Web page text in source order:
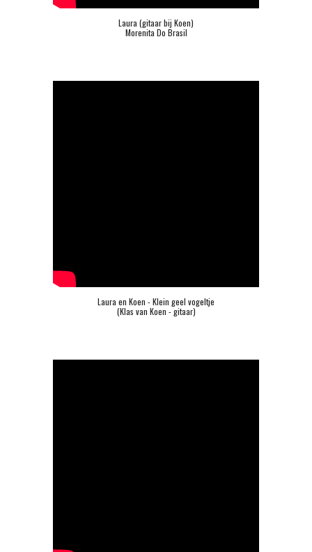
Laura (gitaar bij Koen)
Morenita Do Brasil
Laura en Koen - Klein geel vogeltje
(Klas van Koen - gitaar)